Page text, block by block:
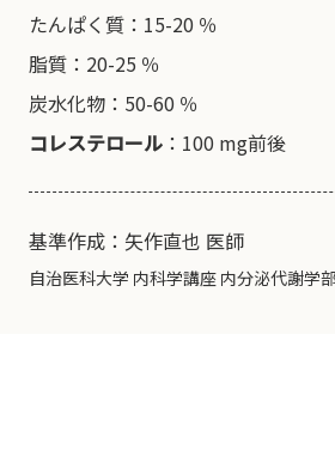
たんぱく質：15-20 ％
脂質：20-25 ％
炭水化物：50-60 ％
コレステロール ：100 mg前後
基準作成：矢作直也 医師
自治医科大学 内科学講座 内分泌代謝学